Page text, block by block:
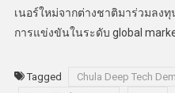
เนอร์ใหม่จากต่างชาติมาร่วมลง
การแข่งขันในระดับ global
Tagged Chula Deep Tech